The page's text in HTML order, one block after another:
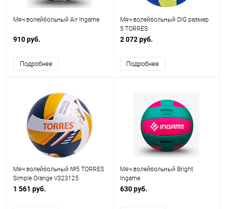
Мяч волейбольный Air Ingame
910 руб.
Подробнее
Мяч волейбольный DIG размер
5 TORRES
2 072 руб.
Подробнее
Мяч волейбольный №5 TORRES
Simple Orange V323125
1 561 руб.
Мяч волейбольный Bright
Ingame
630 руб.